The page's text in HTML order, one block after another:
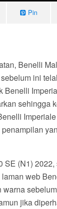
Pin
Benelli
ini
Benelli
sehingga
SE (N1)
web
jika